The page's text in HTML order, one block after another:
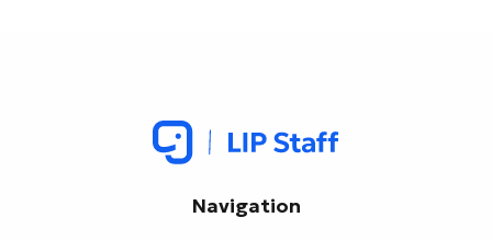
Navigation